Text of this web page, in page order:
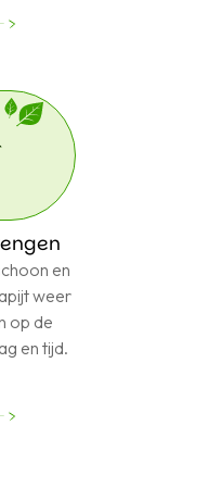
en
weer
op de
en tijd.